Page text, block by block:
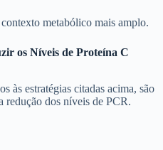
metabólico mais amplo.
os Níveis de Proteína C
às estratégias citadas acima, são
redução dos níveis de PCR.